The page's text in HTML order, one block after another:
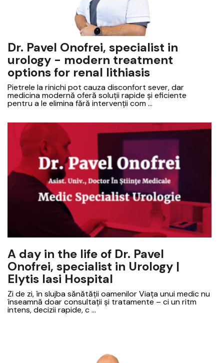
Dr. Pavel Onofrei, specialist in
urology - modern treatment
options for renal lithiasis
Pietrele la rinichi pot cauza disconfort sever, dar
medicina modernă oferă soluții rapide și eficiente
pentru a le elimina fără intervenții com ...
A day in the life of Dr. Pavel
Onofrei, specialist in Urology |
Elytis Iasi Hospital
Zi de zi, în slujba sănătății oamenilor Viața unui medic nu
înseamnă doar consultații și tratamente – ci un ritm
intens, decizii rapide, c ...